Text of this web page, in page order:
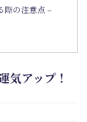
際の注意点 –
気アップ！